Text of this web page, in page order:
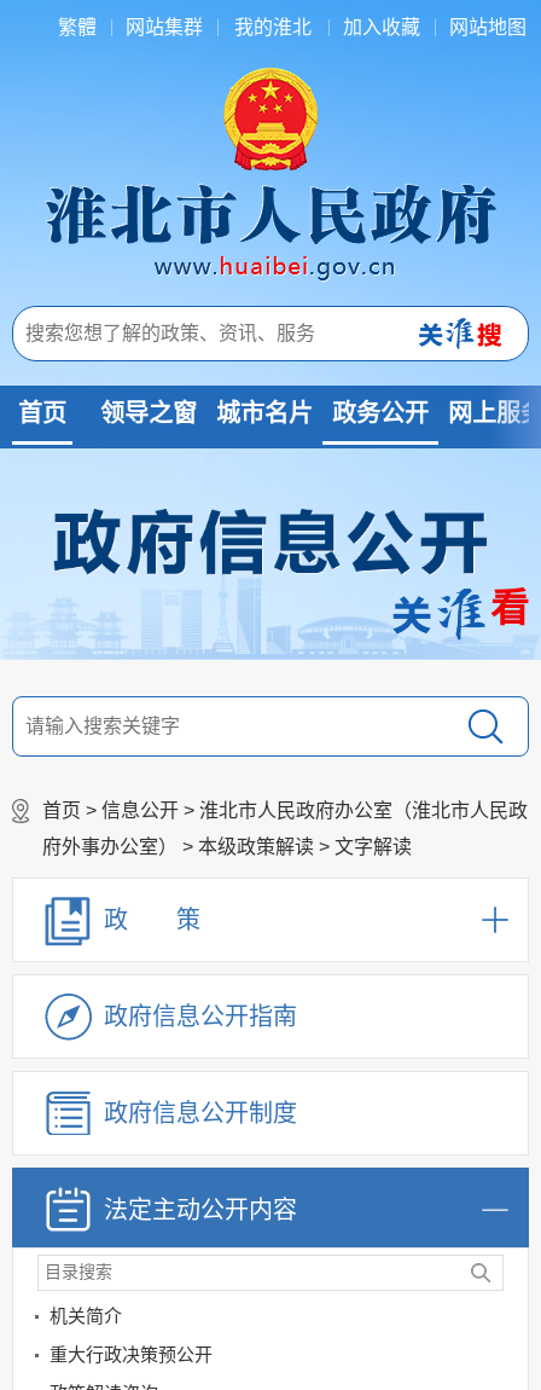
繁體 网站集群 我的淮北 加入收藏 网站地图
首页 领导之窗 城市名片 政务公开 网上服
看
首页 > 信息公开 > 淮北市人民政府办公室（淮北市人民政
府外事办公室）
> 本级政策解读 > 文字解读
政 策
政府信息公开指南
政府信息公开制度
法定主动公开内容
机关简介
重大行政决策预公开